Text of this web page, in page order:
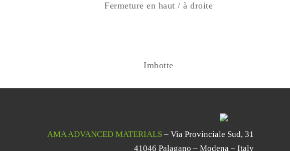
Fermeture en haut / à droite
Imbotte
AMA ADVANCED MATERIALS – Via Provinciale Sud, 31
41046 Palagano – Modena – Italy